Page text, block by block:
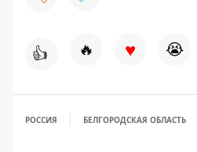
👍 🔥 ♥ 😭
РОССИЯ БЕЛГОРОДСКАЯ ОБЛАСТЬ